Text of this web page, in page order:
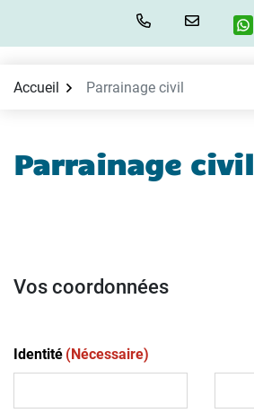
Accueil
Parrainage civil
Parrainage civil
Vos coordonnées
Identité (Nécessaire)